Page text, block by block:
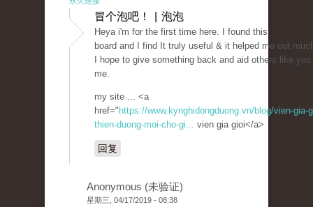
冒个泡吧！ | 泡泡
Heya i'm for the first time here. I found this
board and I find It truly useful & it helped me out
I hope to give something back and aid others like you
me.
my site ... <a
href=" https://www.kynghidongduong.vn/blog/vien-gia-
thien-duong-moi-cho-gi... vien gia gioi</a>
回复
Anonymous (未验证)
星期三, 04/17/2019 - 08:38